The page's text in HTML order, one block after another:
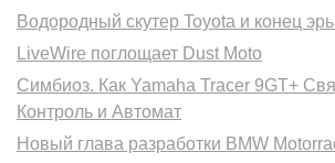
Водородный скутер Toyota и конец
LiveWire поглощает Dust Moto
Симбиоз. Как Yamaha Tracer 9GT+
Контроль и Автомат
Новый глава разработки BMW